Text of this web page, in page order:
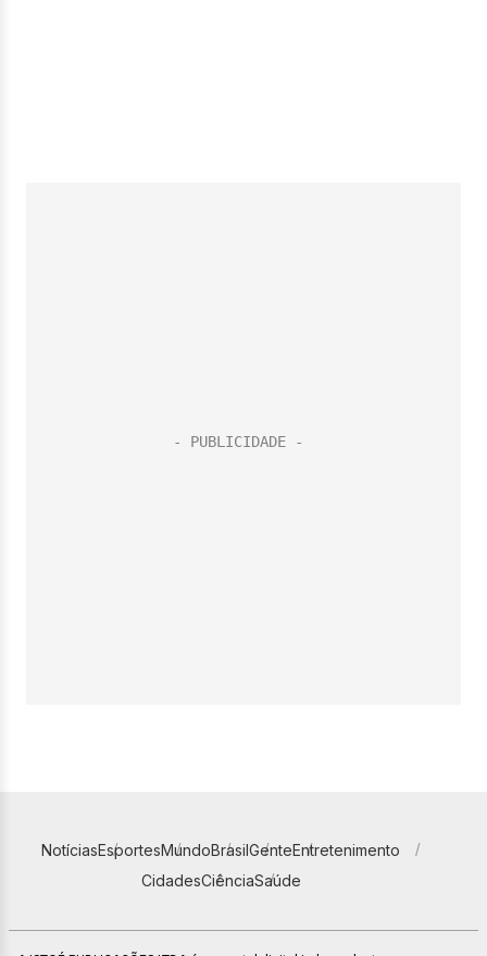
NotíciasEsportesMundoBrasilGenteEntretenimento
CidadesCiênciaSaúde